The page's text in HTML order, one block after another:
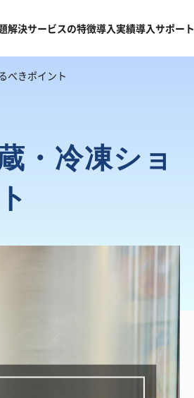
解決サービスの特徴導入実績導入サポート
べきポイント
・冷凍ショ